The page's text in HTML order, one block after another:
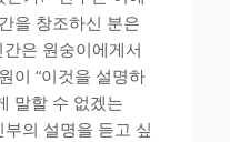
을 창조하신 분은
은 원숭이에게서
이 “이것을 설명하
말할 수 없겠는
부의 설명을 듣고 싶